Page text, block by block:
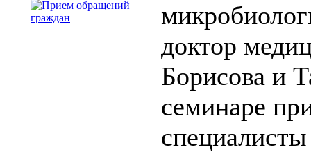
доктор
Борисова и
семинаре